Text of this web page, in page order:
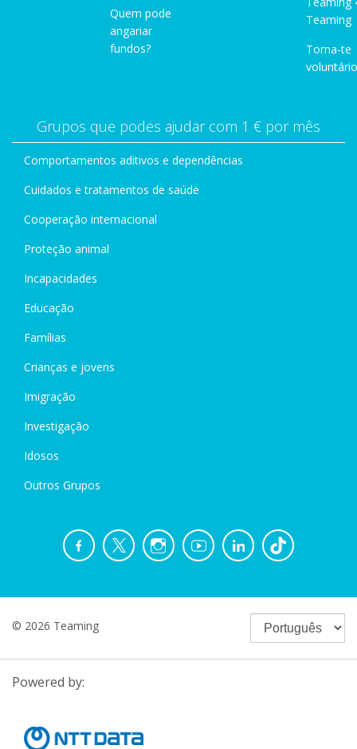
Quem pode
angariar
fundos?
Teaming
Torna-te
Grupos que podes ajudar com 1 € por mês
Comportamentos aditivos e dependências
Cuidados e tratamentos de saúde
Cooperação internacional
Proteção animal
Incapacidades
Educação
Famílias
Crianças e jovens
Imigração
Investigação
Idosos
Outros Grupos
© 2026 Teaming
Powered by: